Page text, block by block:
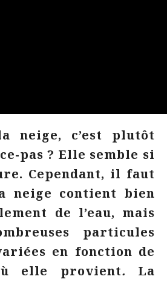
neige, c’est plutôt
pas ? Elle semble si
Cependant, il faut
neige contient bien
de l’eau, mais
particules
en fonction de
elle provient. La